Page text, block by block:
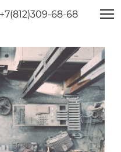
+7(812)309-68-68